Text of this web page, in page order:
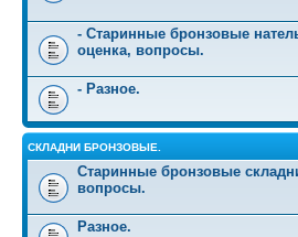
- Старинные бронзовые
оценка, вопросы.
- Разное.
СКЛАДНИ БРОНЗОВЫЕ.
Старинные бронзовые
вопросы.
Разное.